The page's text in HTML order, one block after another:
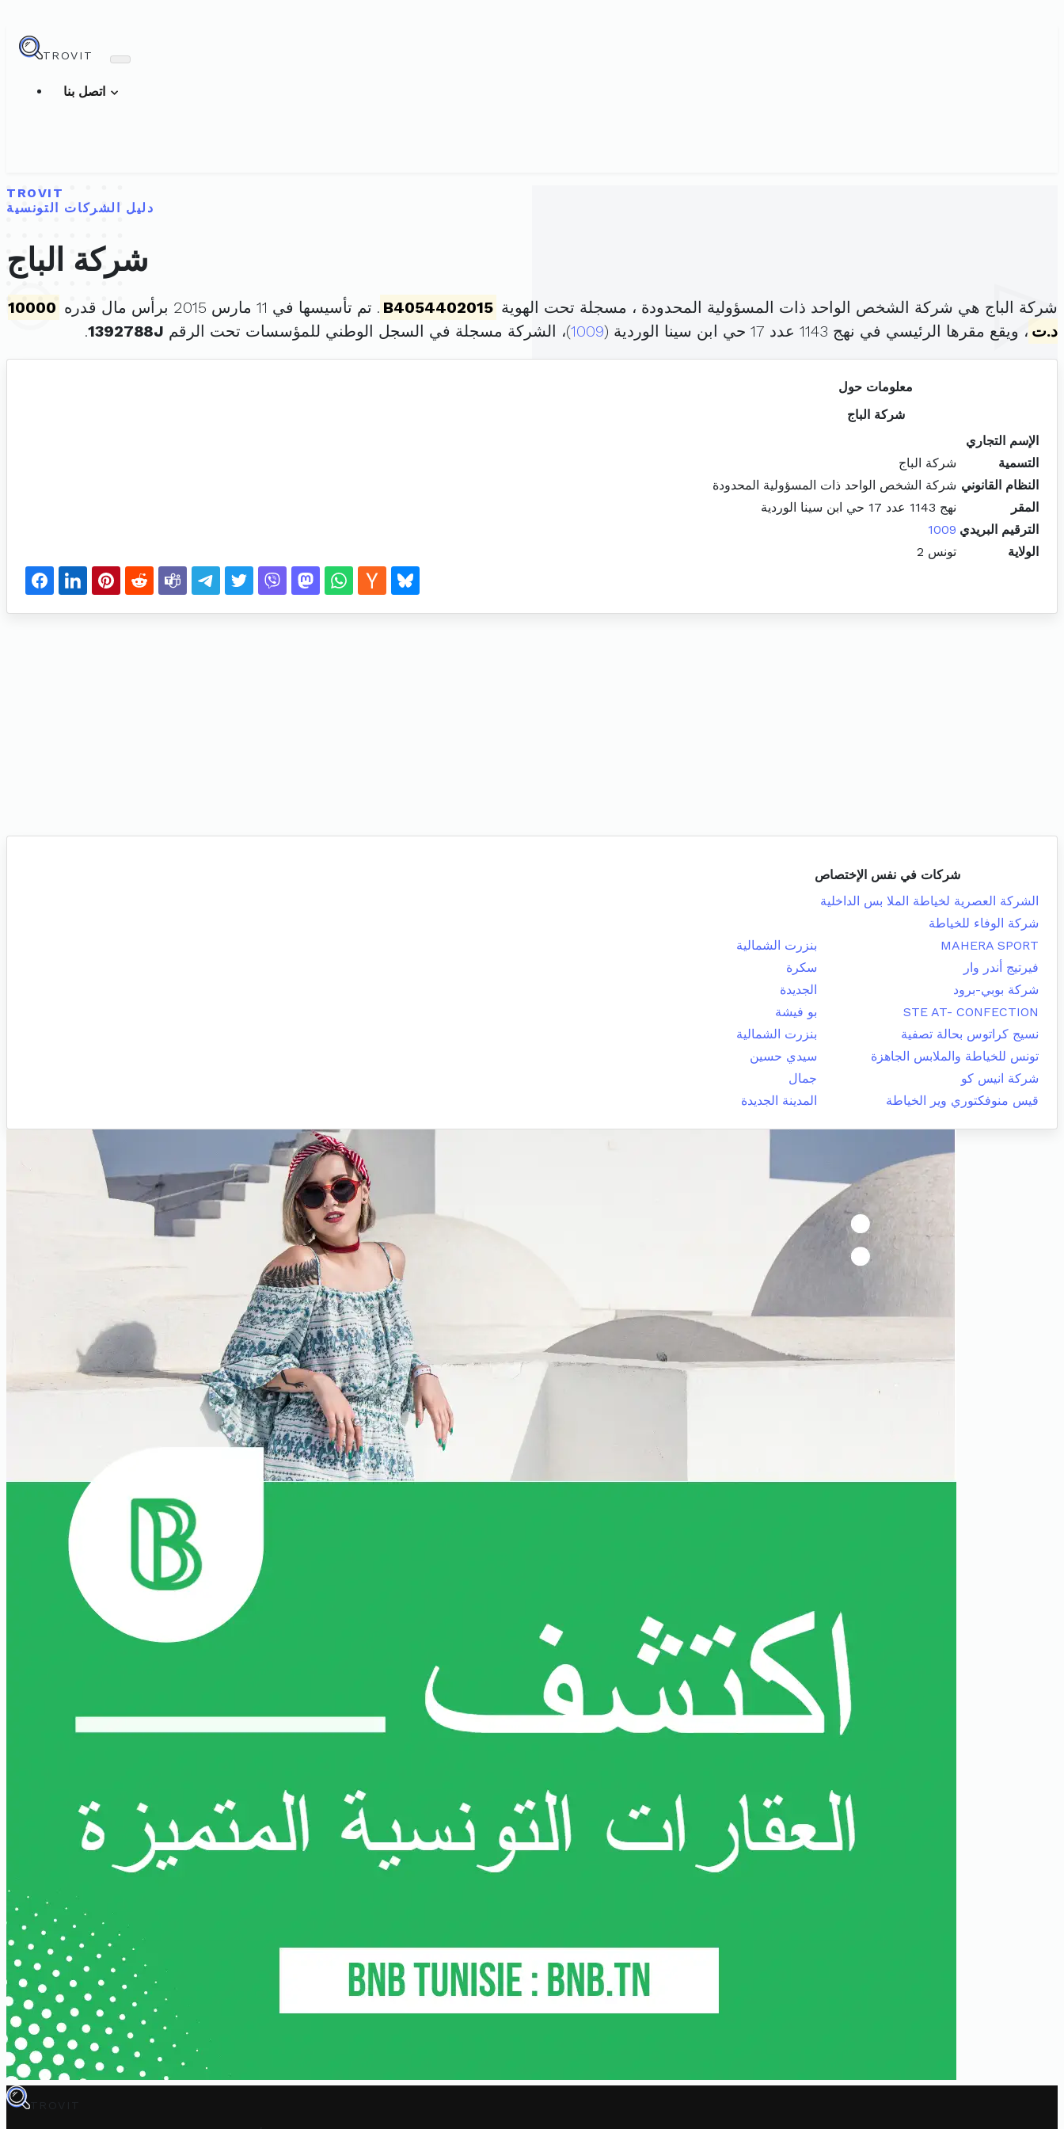
TROVIT
TROVIT
دليل الشركات التونسية
شركة الباج
شركة الباج هي شركة الشخص الواحد ذات المسؤولية المحدودة ، مسجلة تحت الهوية B4054402015 . تم تأسيسها في 11 مارس 2015 برأس مال قدره
10000
د.ت ، ويقع مقرها الرئيسي في نهج 1143 عدد 17 حي ابن سينا الوردية ( 1009)، الشركة مسجلة في السجل الوطني للمؤسسات تحت الرقم 1392788J
.
معلومات حول
شركة الباج
الإسم التجاري
التسمية
شركة الباج
النظام القانوني شركة الشخص الواحد ذات المسؤولية المحدودة
المقر
نهج 1143 عدد 17 حي ابن سينا الوردية
الترقيم البريدي 1009
الولاية
تونس 2
شركات في نفس الإختصاص
الشركة العصرية لخياطة الملا بس الداخلية
شركة الوفاء للخياطة
MAHERA SPORT
بنزرت الشمالية
فيرتيج أندر وار
سكرة
شركة بوبي-برود
الجديدة
STE AT- CONFECTION
بو فيشة
نسيج كراتوس بحالة تصفية
بنزرت الشمالية
تونس للخياطة والملابس الجاهزة
سيدي حسين
شركة انيس كو
جمال
قيس منوفكتوري وير الخياطة
المدينة الجديدة
TROVIT